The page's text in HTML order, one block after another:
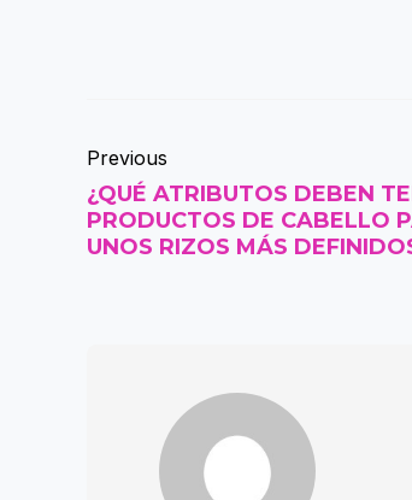
Previous
¿QUÉ ATRIBUTOS DEBEN
PRODUCTOS DE CABELLO
UNOS RIZOS MÁS